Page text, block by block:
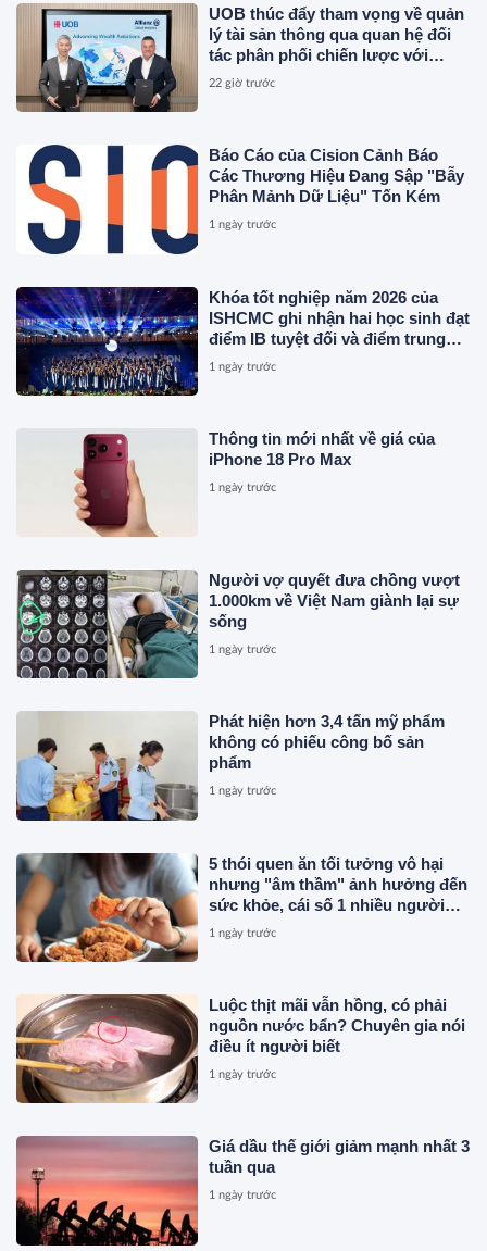
UOB thúc đẩy tham vọng về quản
lý tài sản thông qua quan hệ đối
tác phân phối chiến lược với
Allianz Global Investors
22 giờ trước
Báo Cáo của Cision Cảnh Báo
Các Thương Hiệu Đang Sập "Bẫy
Phân Mảnh Dữ Liệu" Tốn Kém
1 ngày trước
Khóa tốt nghiệp năm 2026 của
ISHCMC ghi nhận hai học sinh đạt
điểm IB tuyệt đối và điểm trung
bình toàn khóa đạt 34,5
1 ngày trước
Thông tin mới nhất về giá của
iPhone 18 Pro Max
1 ngày trước
Người vợ quyết đưa chồng vượt
1.000km về Việt Nam giành lại sự
sống
1 ngày trước
Phát hiện hơn 3,4 tấn mỹ phẩm
không có phiếu công bố sản
phẩm
1 ngày trước
5 thói quen ăn tối tưởng vô hại
nhưng "âm thầm" ảnh hưởng đến
sức khỏe, cái số 1 nhiều người
vẫn mắc
1 ngày trước
Luộc thịt mãi vẫn hồng, có phải
nguồn nước bẩn? Chuyên gia nói
điều ít người biết
1 ngày trước
Giá dầu thế giới giảm mạnh nhất 3
tuần qua
1 ngày trước